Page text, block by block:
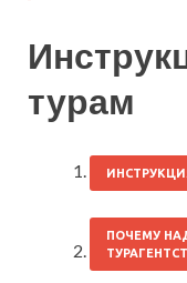
турам
ПОЧЕМУ